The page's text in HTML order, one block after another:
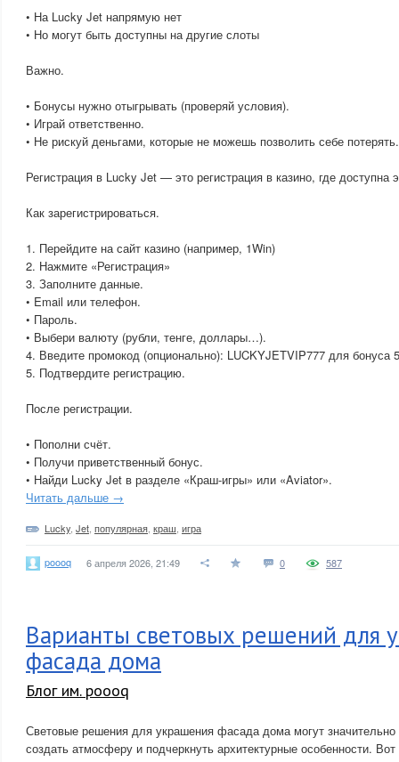
• На Lucky Jet напрямую нет
• Но могут быть доступны на другие слоты
Важно.
• Бонусы нужно отыгрывать (проверяй условия).
• Играй ответственно.
• Не рискуй деньгами, которые не можешь позволить себе потерять.
Регистрация в Lucky Jet — это регистрация в казино, где доступна
Как зарегистрироваться.
1. Перейдите на сайт казино (например, 1Win)
2. Нажмите «Регистрация»
3. Заполните данные.
• Email или телефон.
• Пароль.
• Выбери валюту (рубли, тенге, доллары…).
4. Введите промокод (опционально): LUCKYJETVIP777 для бонуса
5. Подтвердите регистрацию.
После регистрации.
• Пополни счёт.
• Получи приветственный бонус.
• Найди Lucky Jet в разделе «Краш-игры» или «Aviator».
Читать дальше →
Lucky Jet популярная краш игра
poooq 6 апреля 2026, 21:49 0 587
Варианты световых решений для
фасада дома
Блог им. poooq
Световые решения для украшения фасада дома могут
создать атмосферу и подчеркнуть архитектурные особенности.